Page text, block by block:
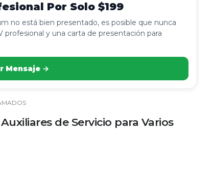
Por Solo $199
no está bien presentado, es posible que nunca
y una carta de presentación para
Mensaje →
de Servicio para Varios